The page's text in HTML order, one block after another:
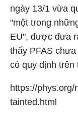
ngày 13/1 vừa
"một trong
EU", được đưa
thấy PFAS
có quy định trên
https://
tainted.html